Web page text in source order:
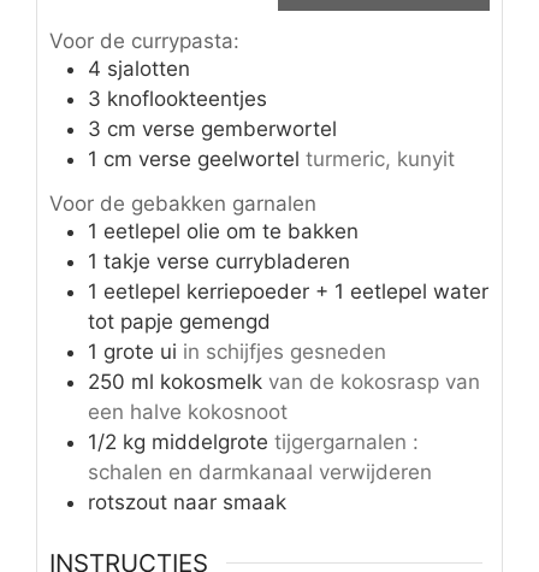
Voor de currypasta:
4 sjalotten
3 knoflookteentjes
3 cm verse gemberwortel
1 cm verse geelwortel turmeric, kunyit
Voor de gebakken garnalen
1 eetlepel olie om te bakken
1 takje verse currybladeren
1 eetlepel kerriepoeder + 1 eetlepel water
tot papje gemengd
1 grote ui in schijfjes gesneden
250 ml kokosmelk van de kokosrasp van
een halve kokosnoot
1/2 kg middelgrote tijgergarnalen :
schalen en darmkanaal verwijderen
rotszout naar smaak
INSTRUCTIES